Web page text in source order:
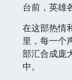
台前，英雄
在这部热情
里，每一个
部汇合成庞
中。